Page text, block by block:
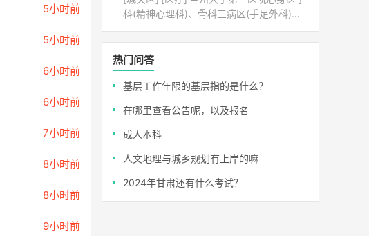
5小时前
5小时前
6小时前
6小时前
7小时前
8小时前
8小时前
9小时前
科(精神心理科)、骨科三病区(手足外科)招
热门问答
基层工作年限的基层指的是什么？
在哪里查看公告呢，以及报名
成人本科
人文地理与城乡规划有上岸的嘛
2024年甘肃还有什么考试？